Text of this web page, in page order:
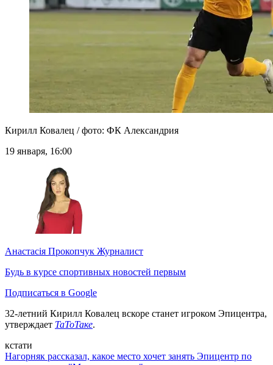
Кирилл Ковалец / фото: ФК Александрия
19 января, 16:00
Анастасія Прокопчук Журналист
Будь в курсе спортивных новостей первым
Подписаться в Google
32-летний Кирилл Ковалец вскоре станет игроком Эпицентра,
утверждает ТаТоТаке.
кстати
Нагорняк рассказал, какое место хочет занять Эпицентр по